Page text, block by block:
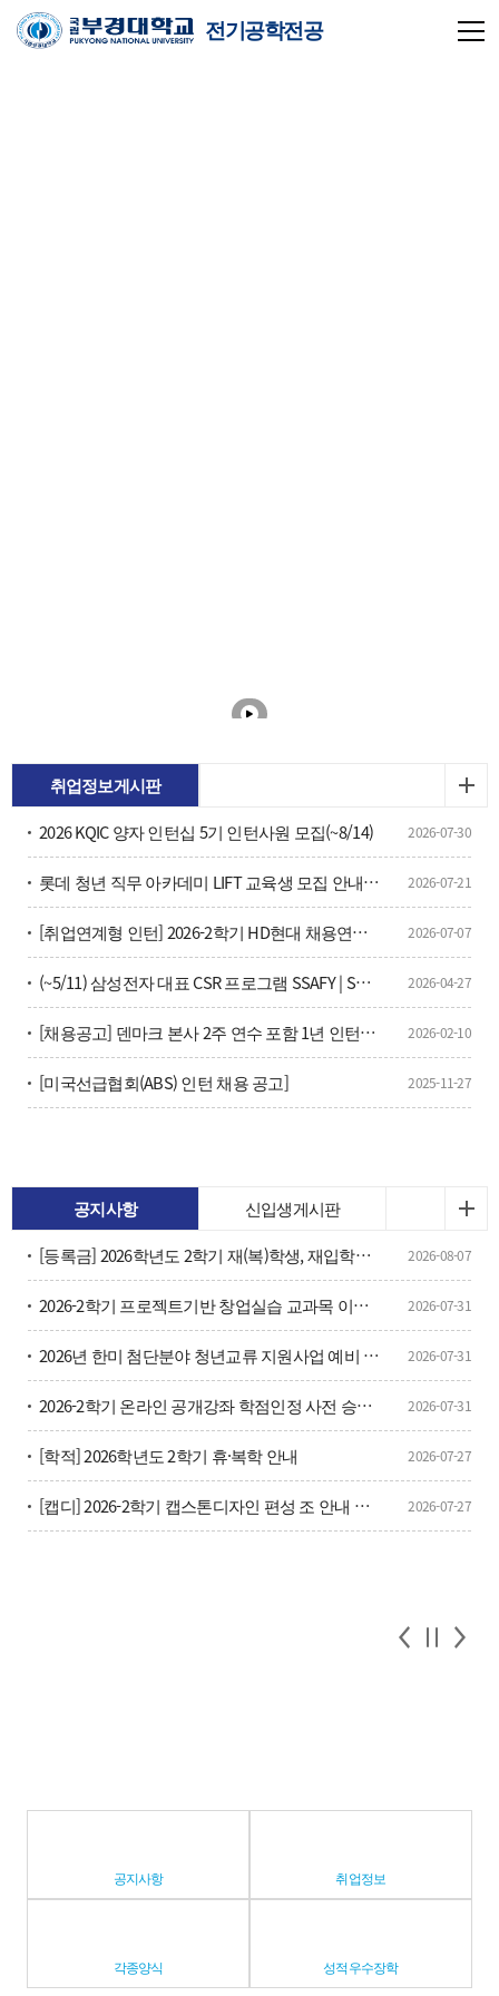
전기공학전공
취업정보게시판
2026 KQIC 양자 인턴십 5기 인턴사원 모집(~8/14)
2026-07-30
롯데 청년 직무 아카데미 LIFT 교육생 모집 안내(~7/26) 2026-07-21
[취업연계형 인턴] 2026-2학기 HD현대 채용연계형 현장실습학기제 모집 2026-07-07
(~5/11) 삼성전자 대표 CSR 프로그램 SSAFY | SW·AI 인재 양성을 위한 16기 교육생 모집 안내？ 2026-04-27
[채용공고] 덴마크 본사 2주 연수 포함 1년 인턴과정 수료 후 즉시 채용 예정 2026-02-10
[미국선급협회(ABS) 인턴 채용 공고] 2025-11-27
공지사항
신입생게시판
[등록금] 2026학년도 2학기 재(복)학생, 재입학생 등 등록금 납부 안내
2026-08-07
2026-2학기 프로젝트기반 창업실습 교과목 이수구분변경 신청 안내 2026-07-31
2026년 한미 첨단분야 청년교류 지원사업 예비 장학생 선발 안내 2026-07-31
2026-2학기 온라인 공개강좌 학점인정 사전 승인 신청 안내 2026-07-31
[학적] 2026학년도 2학기 휴·복학 안내 2026-07-27
[캡디] 2026-2학기 캡스톤디자인 편성 조 안내 및 캡디 단톡방 안내 2026-07-27
공지사항 취업정보
각종양식 성적우수장학